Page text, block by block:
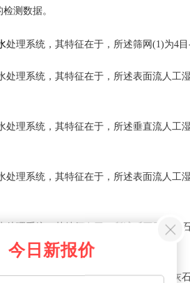
测数据。
处理系统，其特征在于，所述筛网(1)为4目
理系统，其特征在于，所述表面流人工
理系统，其特征在于，所述垂直流人工
理系统，其特征在于，所述表面流人工
系统，其特征在于，所述砾石层的砾
理系统，其特征在于，所述砾石是石灰石
今日新报价